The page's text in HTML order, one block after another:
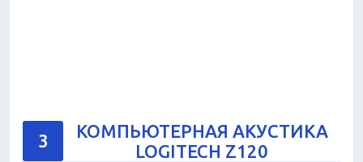
3
КОМПЬЮТЕРНАЯ АКУСТИКА
LOGITECH Z120